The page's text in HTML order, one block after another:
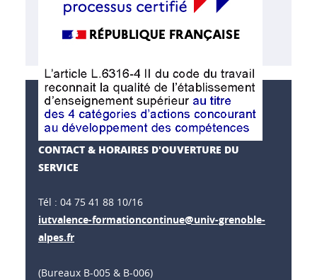
CONTACT & HORAIRES D'OUVERTURE DU
SERVICE
Tél : 04 75 41 88 10/16
iutvalence-formationcontinue@univ-grenoble-
alpes.fr
(Bureaux B-005 & B-006)